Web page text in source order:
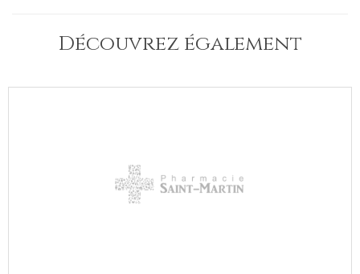
Découvrez également